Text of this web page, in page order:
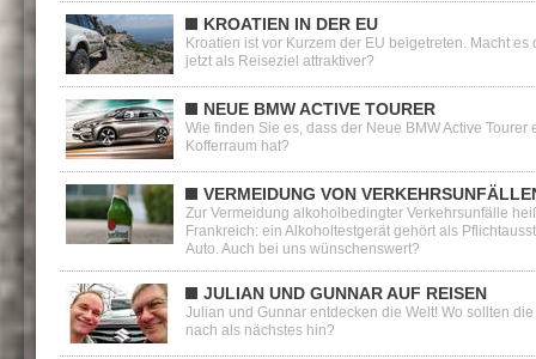
KROATIEN IN DER EU
Kroatien ist vor Kurzem der EU beigetreten. Macht es
jetzt als Reiseziel attraktiver?
NEUE BMW ACTIVE TOURER
Wie finden Sie es, dass der Neue BMW Active Tourer
Kofferraum hat?
VERMEIDUNG VON
Zur Vermeidung alkoholbedingter Verkehrsunfälle
Frankreich: ein Alkoholtestgerät gehört als
Auto. Auch bei uns wünschenswert?
JULIAN UND GUNNAR AUF REISEN
Julian und Gunnar entdecken die Welt! Wo sollten
nach als nächstes hin?